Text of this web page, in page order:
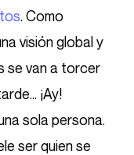
. Como
visión global y
se van a torcer
¡Ay!
sola persona.
ser quien se